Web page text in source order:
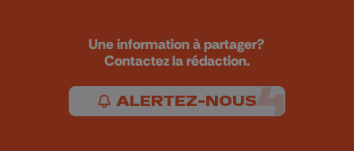
Une information à partager?
Contactez la rédaction.
ALERTEZ-NOUS